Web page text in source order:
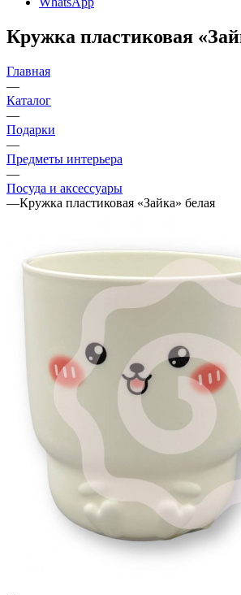
Кружка пластиковая
Главная
—
Каталог
—
Подарки
—
Предметы интерьера
—
Посуда и аксессуары
—Кружка пластиковая «Зайка» белая